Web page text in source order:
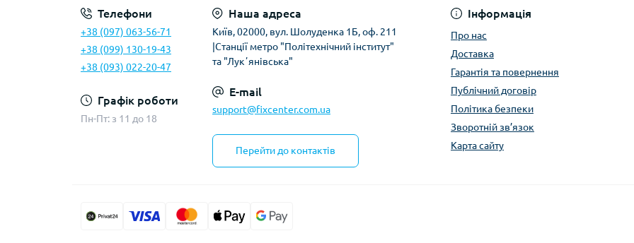
Телефони
+38 (097) 063-56-71
+38 (099) 130-19-43
+38 (093) 022-20-47
Графік роботи
Пн-Пт: з 11 до 18
Наша адреса
Київ, 02000, вул. Шолуденка 1Б, оф. 211
|Станції метро "Політехнічний інститут"
та "Лукʼянівська"
E-mail
support@fixcenter.com.ua
Перейти до контактів
Інформація
Про нас
Доставка
Гарантія та повернення
Публічний договір
Політика безпеки
Зворотній зв’язок
Карта сайту